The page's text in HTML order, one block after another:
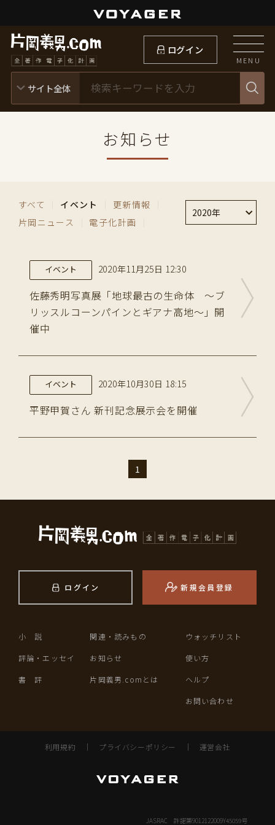
ログイン
MENU
お知らせ
すべて イベント 更新情報
片岡ニュース
電子化計画
2020年
イベント 2020年11月25日 12:30
佐藤秀明写真展「地球最古の生命体 〜ブ
リッスルコーンパインとギアナ高地〜」開
催中
イベント 2020年10月30日 18:15
平野甲賀さん 新刊記念展示会を開催
1
ログイン 新規会員登録
小 説
評論・エッセイ
書 評
関連・読みもの
お知らせ
片岡義男.comとは
ウォッチリスト
使い方
ヘルプ
お問い合わせ
利用規約 ｜ プライバシーポリシー ｜ 運営会社
JASRAC 許諾第9012122009Y45059号